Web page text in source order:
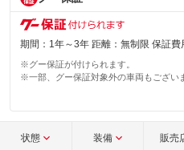
期間：1年～3年 距離：無制限 保証
※グー保証が付けられます。
※一部、グー保証対象外の車両もござい
状態 装備 販売